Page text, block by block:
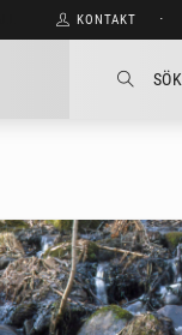
KONTAKT ⋅
SÖK